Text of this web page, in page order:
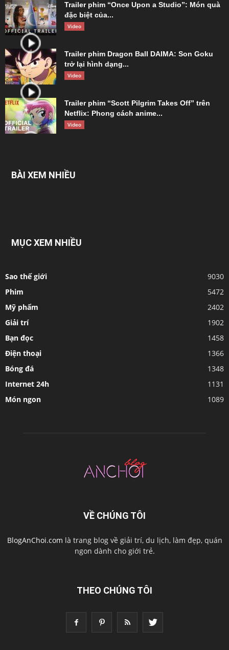
Trailer phim “Once Upon a Studio”: Món quà
đặc biệt của...
Video
Trailer phim Dragon Ball DAIMA: Son Goku
trở lại hình dạng...
Video
Trailer phim “Scott Pilgrim Takes Off” trên
Netflix: Phong cách anime...
Video
BÀI XEM NHIỀU
MỤC XEM NHIỀU
Sao thế giới
9030
Phim
5472
Mỹ phẩm
2402
Giải trí
1902
Bạn đọc
1458
Điện thoại
1366
Bóng đá
1348
Internet 24h
1131
Món ngon
1089
VỀ CHÚNG TÔI
BlogAnChoi.com là trang blog về giải trí, du lịch, làm đẹp, quán
ngon dành cho giới trẻ.
THEO CHÚNG TÔI